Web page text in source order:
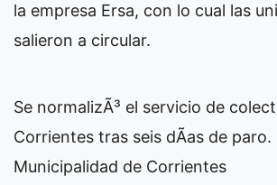
la empresa Ersa, con lo cual las
salieron a circular.
Se normalizÃ³ el servicio de
Corrientes tras seis dÃ­as de paro.
Municipalidad de Corrientes